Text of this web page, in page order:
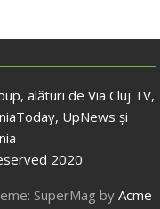
alături de Via Cluj TV,
UpNews și
2020
SuperMag byAcme